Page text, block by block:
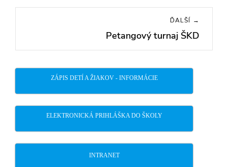
ĎALŠÍ →
post:
Petangový turnaj ŠKD
ZÁPIS DETÍ A ŽIAKOV - INFORMÁCIE
ELEKTRONICKÁ PRIHLÁŠKA DO ŠKOLY
INTRANET